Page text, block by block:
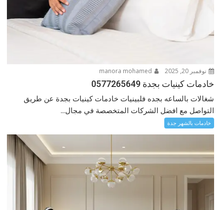
نوفمبر 20, 2025
خادمات كينيات بجدة 0577265649
شغالات بالساعه بجده فلبينيات خادمات كينيات بجدة عن طريق
التواصل مع افضل الشركات المتخصصة في مجال...
خادمات بالشهر جدة